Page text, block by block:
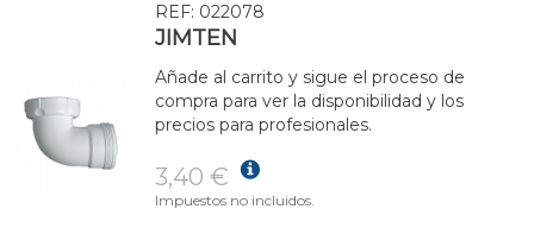
REF: 022078
JIMTEN
Añade al carrito y sigue el proceso de
compra para ver la disponibilidad y los
precios para profesionales.
3,40 €
Impuestos no incluidos.